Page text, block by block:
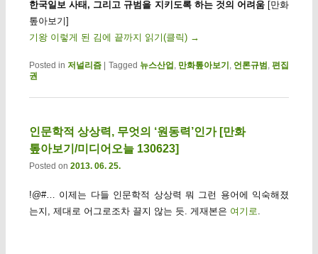
한국일보 사태, 그리고 규범을 지키도록 하는 것의 어려움 [만화
톺아보기]
기왕 이렇게 된 김에 끝까지 읽기(클릭) →
Posted in 저널리즘 Tagged 뉴스산업 , 만화톺아보기 , 언론규범 ,편집
권
인문학적 상상력, 무엇의 ‘원동력’인가 [만화
톺아보기/미디어오늘 130623]
Posted on 2013. 06. 25.
!@#… 이제는 다들 인문학적 상상력 뭐 그런 용어에 익숙해졌
는지, 제대로 어그로조차 끌지 않는 듯. 게재본은 여기로